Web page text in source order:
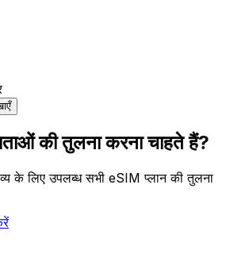
की तुलना करना चाहते हैं?
के लिए उपलब्ध सभी eSIM प्लान की तुलना